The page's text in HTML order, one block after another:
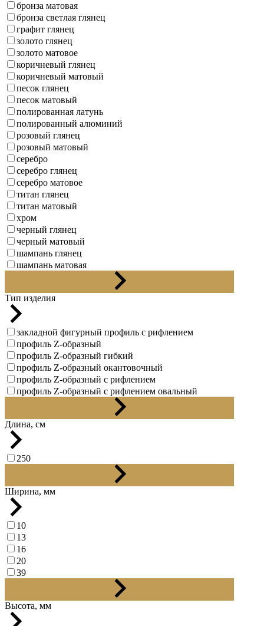
бронза матовая
бронза светлая глянец
графит глянец
золото глянец
золото матовое
коричневый глянец
коричневый матовый
песок глянец
песок матовый
полированная латунь
полированный алюминий
розовый глянец
розовый матовый
серебро
серебро глянец
серебро матовое
титан глянец
титан матовый
хром
черный глянец
черный матовый
шампань глянец
шампань матовая
Тип изделия
закладной фигурный профиль с рифлением
профиль Z-образный
профиль Z-образный гибкий
профиль Z-образный окантовочный
профиль Z-образный с рифлением
профиль Z-образный с рифлением овальный
профиль Т-образный закладной
Длина, см
250
Ширина, мм
10
13
16
20
39
Высота, мм